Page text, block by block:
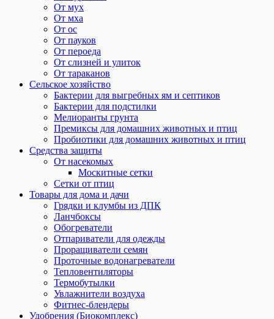
От мух
От мха
От ос
От пауков
От пероеда
От слизней и улиток
От тараканов
Сельское хозяйство
Бактерии для выгребных ям и септиков
Бактерии для подстилки
Мелиоранты грунта
Премиксы для домашних животных и птиц
Пробиотики для домашних животных и птиц
Средства защиты
От насекомых
Москитные сетки
Сетки от птиц
Товары для дома и дачи
Грядки и клумбы из ДПК
Ланчбоксы
Обогреватели
Отпариватели для одежды
Проращиватели семян
Проточные водонагреватели
Тепловентиляторы
Термобутылки
Увлажнители воздуха
Фитнес-блендеры
Удобрения (Биокомплекс)